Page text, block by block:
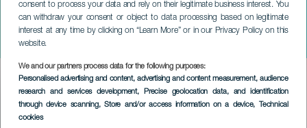
consent to process your data and rely on their legitimate business interest. You
can withdraw your consent or object to data processing based on legitimate
interest at any time by clicking on “Learn More” or in our Privacy Policy on this
website.
We and our partners process data for the following purposes:
Personalised advertising and content, advertising and content measurement, audience
research and services development, Precise geolocation data, and identification
through device scanning, Store and/or access information on a device, Technical
cookies
Apocalipticamente correto
por Luis Piedrahita
GRÃ-CANÁRIA
Imagen
Listado